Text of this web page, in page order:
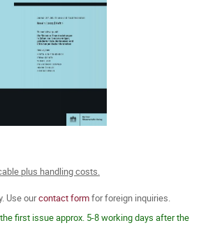
plus handling costs.
Use ourcontact formfor foreign inquiries.
first issue approx. 5-8 working days after the